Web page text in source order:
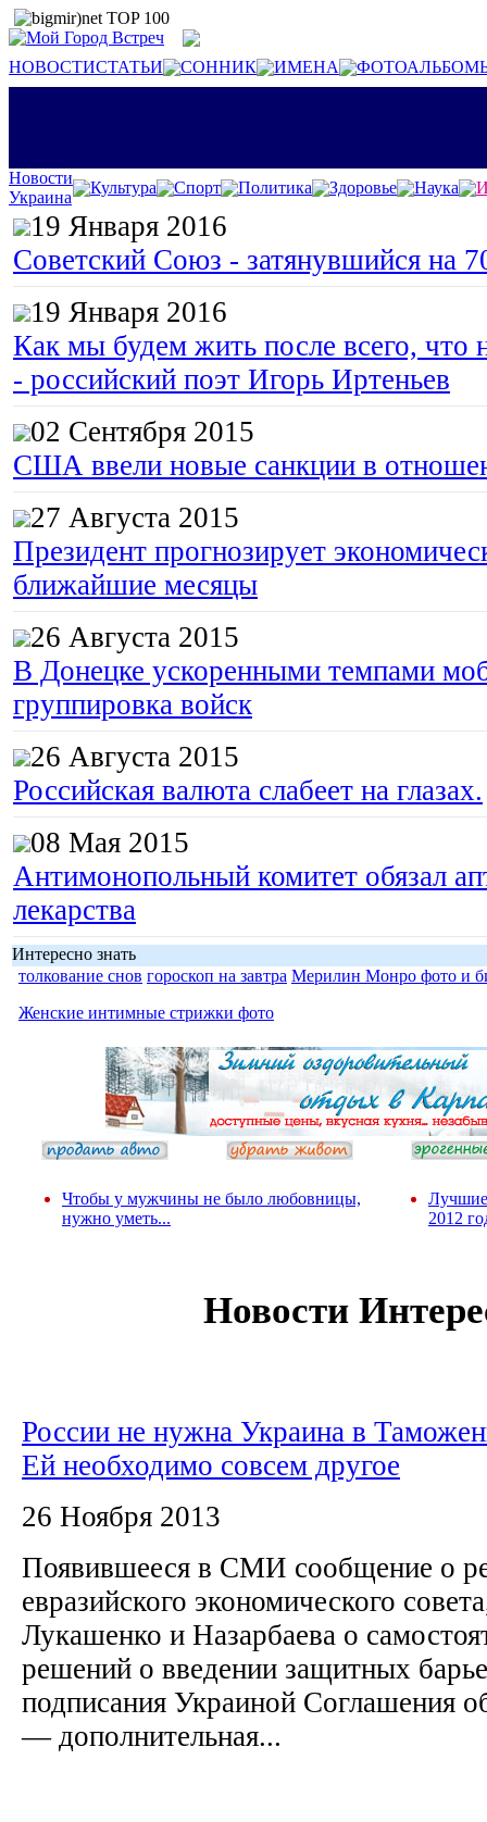
НОВОСТИСТАТЬИ СОННИК ИМЕНА
Новости
Украина
Культура Спорт Политика Здоровье Наука
19 Января 2016
Советский Союз - затянувшийся на
19 Января 2016
Как мы будем жить после всего, что
- российский поэт Игорь Иртеньев
02 Сентября 2015
США ввели новые санкции в
27 Августа 2015
Президент прогнозирует
ближайшие месяцы
26 Августа 2015
В Донецке ускоренными темпами
группировка войск
26 Августа 2015
Российская валюта слабеет на глазах.
08 Мая 2015
Антимонопольный комитет обязал
лекарства
Интересно знать
толкование снов гороскоп на завтра Мерилин Монро фото и
Женские интимные стрижки фото
Чтобы у мужчины не было любовницы,
нужно уметь...
Лучшие
2012
Новости
России не нужна Украина в
Ей необходимо совсем другое
26 Ноября 2013
Появившееся в СМИ сообщение о
евразийского экономического
Лукашенко и Назарбаева о
решений о введении защитных
подписания Украиной Соглашения
— дополнительная...